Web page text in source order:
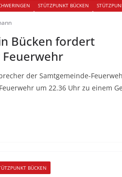
STÜTZPUNKT BÜCKEN
Bücken fordert
der Samtgemeinde-
um 22.36 Uhr zu einem
BÜCKEN